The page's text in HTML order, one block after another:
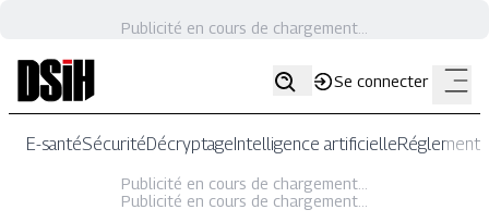
Publicité en cours de chargement...
Se connecter
E-santéSécuritéDécryptageIntelligence artificielle
Publicité en cours de chargement...
Publicité en cours de chargement...